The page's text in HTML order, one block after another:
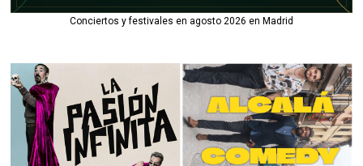
Conciertos y festivales en agosto 2026 en Madrid